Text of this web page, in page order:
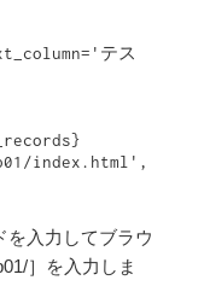
を入力してブラウ
］を入力しま